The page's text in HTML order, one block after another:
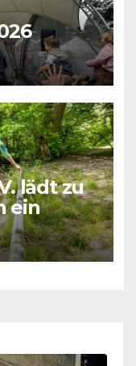
lädt zu
ein